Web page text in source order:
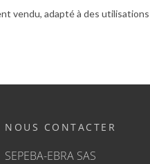
vendu, adapté à des
NOUS CONTACTER
SEPEBA-EBRA SAS